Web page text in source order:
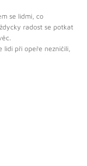
se lidmi, co
radost se potkat
lidi při opeře nezničili,